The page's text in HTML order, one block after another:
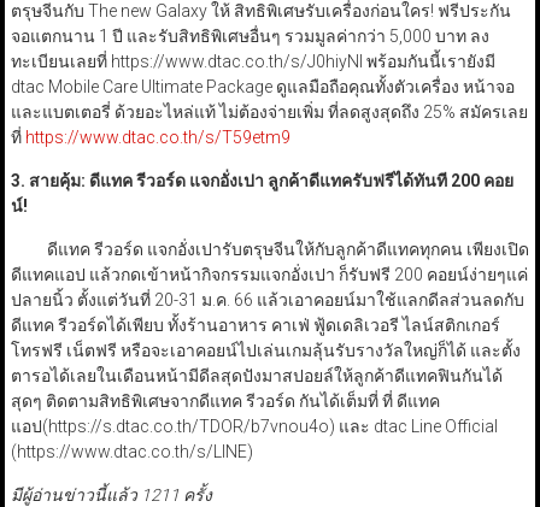
ตรุษจีนกับ The new Galaxy ให้ สิทธิพิเศษรับเครื่องก่อนใคร! ฟรีประกัน
จอแตกนาน 1 ปี และรับสิทธิพิเศษอื่นๆ รวมมูลค่ากว่า 5,000 บาท ลง
ทะเบียนเลยที่ https://www.dtac.co.th/s/J0hiyNl พร้อมกันนี้เรายังมี
dtac Mobile Care Ultimate Package ดูแลมือถือคุณทั้งตัวเครื่อง หน้าจอ
และแบตเตอรี่ ด้วยอะไหล่แท้ ไม่ต้องจ่ายเพิ่ม ที่ลดสูงสุดถึง 25% สมัครเลย
ที่ https://www.dtac.co.th/s/T59etm9
3. สายคุ้ม: ดีแทค รีวอร์ด แจกอั่งเปา ลูกค้าดีแทครับฟรีได้ทันที 200คอย
น์!
ดีแทค รีวอร์ด แจกอั่งเปารับตรุษจีนให้กับลูกค้าดีแทคทุกคน เพียงเปิด
ดีแทคแอป แล้วกดเข้าหน้ากิจกรรมแจกอั่งเปา ก็รับฟรี 200 คอยน์ง่ายๆแค่
ปลายนิ้ว ตั้งแต่วันที่ 20-31 ม.ค. 66 แล้วเอาคอยน์มาใช้แลกดีลส่วนลดกับ
ดีแทค รีวอร์ดได้เพียบ ทั้งร้านอาหาร คาเฟ่ ฟู้ดเดลิเวอรี ไลน์สติกเกอร์
โทรฟรี เน็ตฟรี หรือจะเอาคอยน์ไปเล่นเกมลุ้นรับรางวัลใหญ่ก็ได้ และตั้ง
ตารอได้เลยในเดือนหน้ามีดีลสุดปังมาสปอยล์ให้ลูกค้าดีแทคฟินกันได้
สุดๆ ติดตามสิทธิพิเศษจากดีแทค รีวอร์ด กันได้เต็มที่ ที่ ดีแทค
แอป(https://s.dtac.co.th/TDOR/b7vnou4o) และ dtac Line Official
(https://www.dtac.co.th/s/LINE)
มีผู้อ่านข่าวนี้แล้ว 1211 ครั้ง